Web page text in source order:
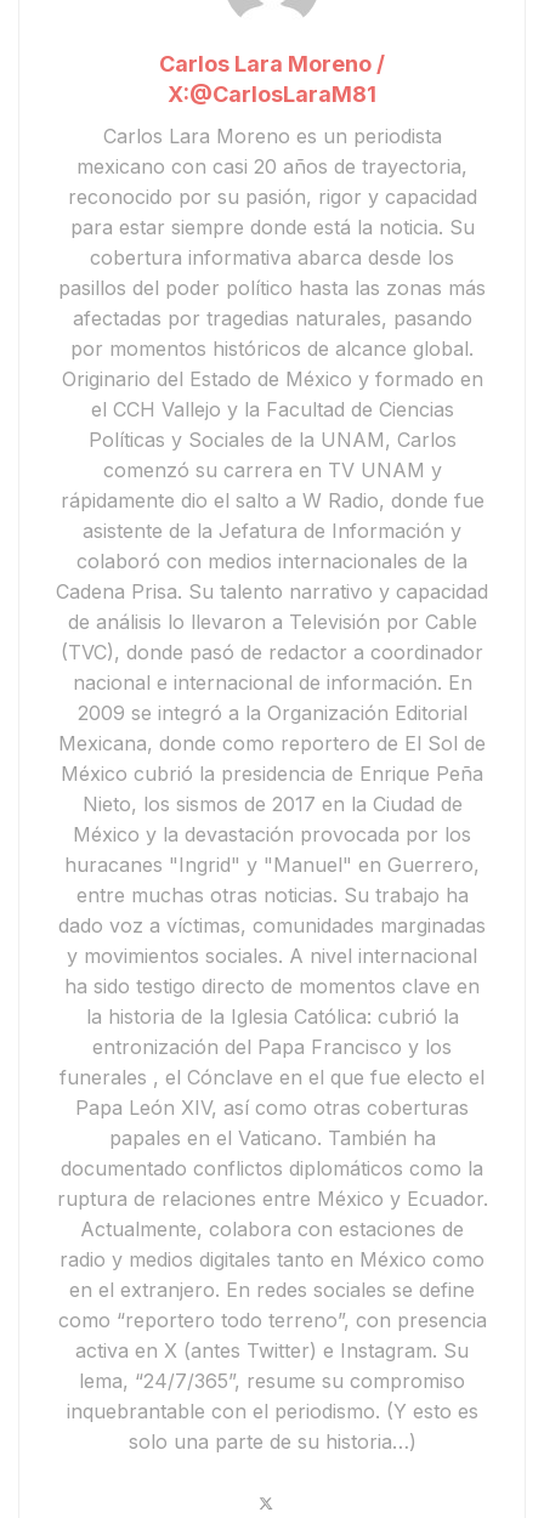
Carlos Lara Moreno /
X:@CarlosLaraM81
Carlos Lara Moreno es un periodista
mexicano con casi 20 años de trayectoria,
reconocido por su pasión, rigor y capacidad
para estar siempre donde está la noticia. Su
cobertura informativa abarca desde los
pasillos del poder político hasta las zonas más
afectadas por tragedias naturales, pasando
por momentos históricos de alcance global.
Originario del Estado de México y formado en
el CCH Vallejo y la Facultad de Ciencias
Políticas y Sociales de la UNAM, Carlos
comenzó su carrera en TV UNAM y
rápidamente dio el salto a W Radio, donde fue
asistente de la Jefatura de Información y
colaboró con medios internacionales de la
Cadena Prisa. Su talento narrativo y capacidad
de análisis lo llevaron a Televisión por Cable
(TVC), donde pasó de redactor a coordinador
nacional e internacional de información. En
2009 se integró a la Organización Editorial
Mexicana, donde como reportero de El Sol de
México cubrió la presidencia de Enrique Peña
Nieto, los sismos de 2017 en la Ciudad de
México y la devastación provocada por los
huracanes "Ingrid" y "Manuel" en Guerrero,
entre muchas otras noticias. Su trabajo ha
dado voz a víctimas, comunidades marginadas
y movimientos sociales. A nivel internacional
ha sido testigo directo de momentos clave en
la historia de la Iglesia Católica: cubrió la
entronización del Papa Francisco y los
funerales , el Cónclave en el que fue electo el
Papa León XIV, así como otras coberturas
papales en el Vaticano. También ha
documentado conflictos diplomáticos como la
ruptura de relaciones entre México y Ecuador.
Actualmente, colabora con estaciones de
radio y medios digitales tanto en México como
en el extranjero. En redes sociales se define
como “reportero todo terreno”, con presencia
activa en X (antes Twitter) e Instagram. Su
lema, “24/7/365”, resume su compromiso
inquebrantable con el periodismo. (Y esto es
solo una parte de su historia…)